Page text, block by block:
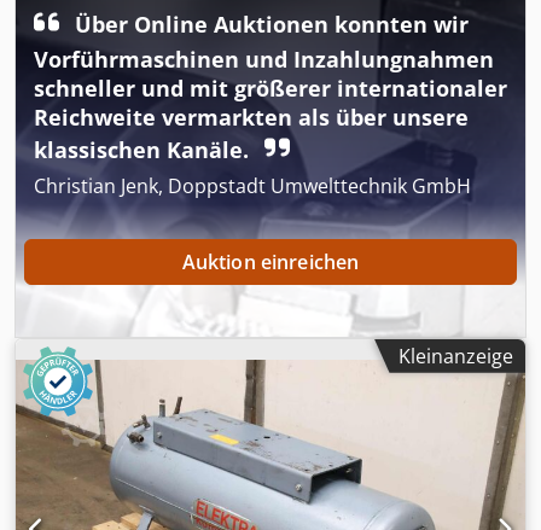
möglich! Änderungen, Zwischenverkauf sowie Irrtümer
vorbehalten. Cjdpfezq R Dlex Aidjrf Änderungen,
Zwischenverkauf sowie Irrtümer vorbehalten.
Über Online Auktionen konnten wir
Vorführmaschinen und Inzahlungnahmen
schneller und mit größerer internationaler
Reichweite vermarkten als über unsere
klassischen Kanäle.
Christian Jenk, Doppstadt Umwelttechnik GmbH
Auktion einreichen
Kleinanzeige